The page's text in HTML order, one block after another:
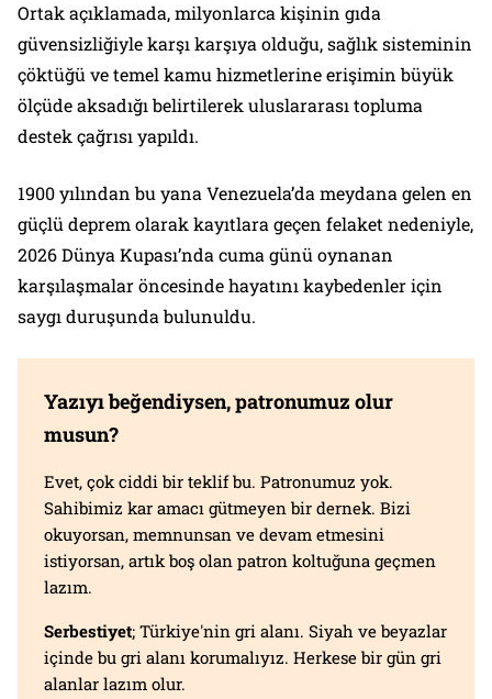
Ortak açıklamada, milyonlarca kişinin gıda
güvensizliğiyle karşı karşıya olduğu, sağlık sisteminin
çöktüğü ve temel kamu hizmetlerine erişimin büyük
ölçüde aksadığı belirtilerek uluslararası topluma
destek çağrısı yapıldı.
1900 yılından bu yana Venezuela’da meydana gelen en
güçlü deprem olarak kayıtlara geçen felaket nedeniyle,
2026 Dünya Kupası’nda cuma günü oynanan
karşılaşmalar öncesinde hayatını kaybedenler için
saygı duruşunda bulunuldu.
Yazıyı beğendiysen, patronumuz olur
musun?
Evet, çok ciddi bir teklif bu. Patronumuz yok.
Sahibimiz kar amacı gütmeyen bir dernek. Bizi
okuyorsan, memnunsan ve devam etmesini
istiyorsan, artık boş olan patron koltuğuna geçmen
lazım.
Serbestiyet; Türkiye'nin gri alanı. Siyah ve beyazlar
içinde bu gri alanı korumalıyız. Herkese bir gün gri
alanlar lazım olur.